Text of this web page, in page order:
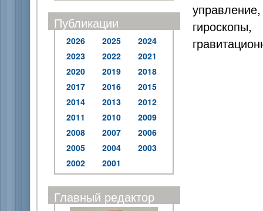
Публикации
2026 2025
2024
2023
2022
2021
2020
2019
2018
2017
2016
2015
2014
2013
2012
2011
2010
2009
2008
2007
2006
2005
2004
2003
2002
2001
Главный редактор